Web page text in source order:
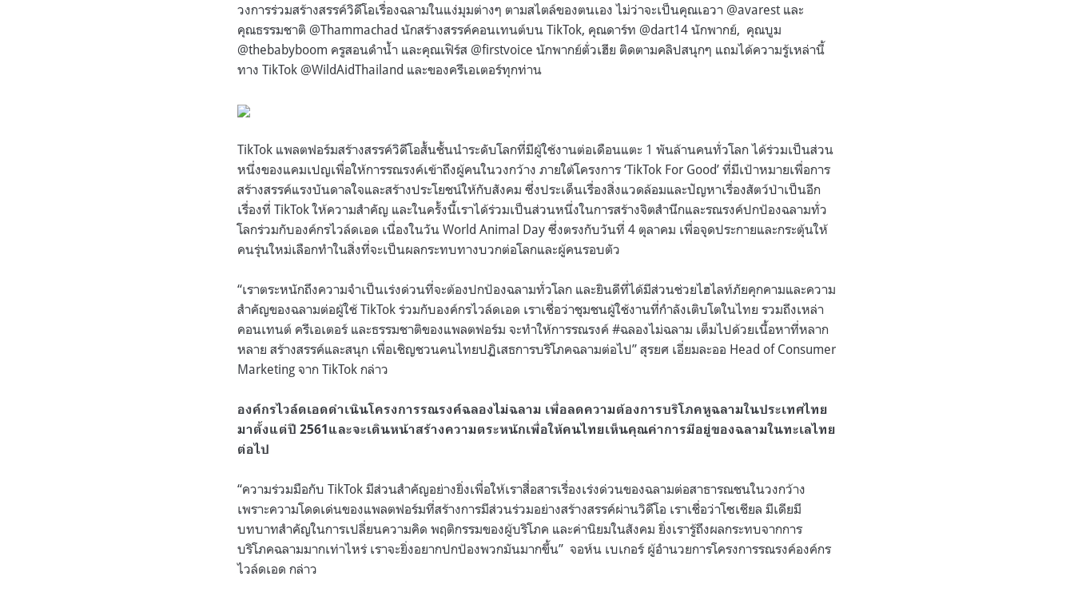
วงการร่วมสร้างสรรค์วิดีโอเรื่องฉลามในแง่มุมต่างๆ ตามสไตล์ของตนเอง ไม่ว่าจะเป็นคุณเอวา @avarest และ
คุณธรรมชาติ @Thammachad นักสร้างสรรค์คอนเทนต์บน TikTok, คุณดาร์ท @dart14 นักพากย์, คุณบูม
@thebabyboom ครูสอนดำน้ำ และคุณเฟิร์ส @firstvoice นักพากย์ตั่วเฮีย ติดตามคลิปสนุกๆ แถมได้ความรู้เหล่านี้
ทาง TikTok @WildAidThailand และของครีเอเตอร์ทุกท่าน
TikTok แพลตฟอร์มสร้างสรรค์วิดีโอสั้นชั้นนำระดับโลกที่มีผู้ใช้งานต่อเดือนแตะ 1 พันล้านคนทั่วโลก ได้ร่วมเป็นส่วน
หนึ่งของแคมเปญเพื่อให้การรณรงค์เข้าถึงผู้คนในวงกว้าง ภายใต้โครงการ ‘TikTok For Good’ ที่มีเป้าหมายเพื่อการ
สร้างสรรค์แรงบันดาลใจและสร้างประโยชน์ให้กับสังคม ซึ่งประเด็นเรื่องสิ่งแวดล้อมและปัญหาเรื่องสัตว์ป่าเป็นอีก
เรื่องที่ TikTok ให้ความสำคัญ และในครั้งนี้เราได้ร่วมเป็นส่วนหนึ่งในการสร้างจิตสำนึกและรณรงค์ปกป้องฉลามทั่ว
โลกร่วมกับองค์กรไวล์ดเอด เนื่องในวัน World Animal Day ซึ่งตรงกับวันที่ 4 ตุลาคม เพื่อจุดประกายและกระตุ้นให้
คนรุ่นใหม่เลือกทำในสิ่งที่จะเป็นผลกระทบทางบวกต่อโลกและผู้คนรอบตัว
“เราตระหนักถึงความจำเป็นเร่งด่วนที่จะต้องปกป้องฉลามทั่วโลก และยินดีที่ได้มีส่วนช่วยไฮไลท์ภัยคุกคามและความ
สำคัญของฉลามต่อผู้ใช้ TikTok ร่วมกับองค์กรไวล์ดเอด เราเชื่อว่าชุมชนผู้ใช้งานที่กำลังเติบโตในไทย รวมถึงเหล่า
คอนเทนต์ ครีเอเตอร์ และธรรมชาติของแพลตฟอร์ม จะทำให้การรณรงค์ #ฉลองไม่ฉลาม เต็มไปด้วยเนื้อหาที่หลาก
หลาย สร้างสรรค์และสนุก เพื่อเชิญชวนคนไทยปฏิเสธการบริโภคฉลามต่อไป” สุรยศ เอี่ยมละออ Head of Consumer
Marketing จาก TikTok กล่าว
องค์กรไวล์ดเอดดำเนินโครงการรณรงค์ฉลองไม่ฉลาม เพื่อลดความต้องการบริโภคหูฉลามในประเทศไทย
มาตั้งแต่ปี 2561และจะเดินหน้าสร้างความตระหนักเพื่อให้คนไทยเห็นคุณค่าการมีอยู่ของฉลามในทะเลไทย
ต่อไป
“ความร่วมมือกับ TikTok มีส่วนสำคัญอย่างยิ่งเพื่อให้เราสื่อสารเรื่องเร่งด่วนของฉลามต่อสาธารณชนในวงกว้าง
เพราะความโดดเด่นของแพลตฟอร์มที่สร้างการมีส่วนร่วมอย่างสร้างสรรค์ผ่านวิดีโอ เราเชื่อว่าโซเชียล มีเดียมี
บทบาทสำคัญในการเปลี่ยนความคิด พฤติกรรมของผู้บริโภค และค่านิยมในสังคม ยิ่งเรารู้ถึงผลกระทบจากการ
บริโภคฉลามมากเท่าไหร่ เราจะยิ่งอยากปกป้องพวกมันมากขึ้น” จอห์น เบเกอร์ ผู้อำนวยการโครงการรณรงค์องค์กร
ไวล์ดเอด กล่าว